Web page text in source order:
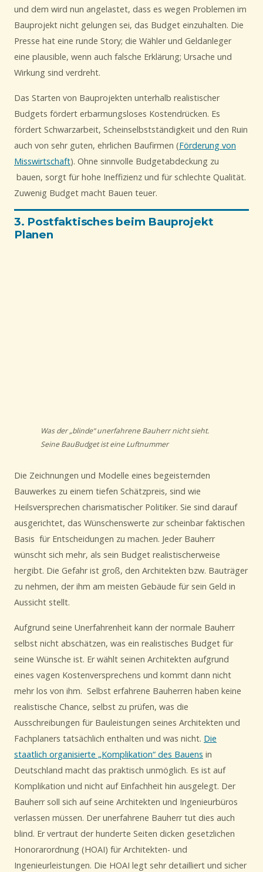
und dem wird nun angelastet, dass es wegen Problemen im
Bauprojekt nicht gelungen sei, das Budget einzuhalten. Die
Presse hat eine runde Story; die Wähler und Geldanleger
eine plausible, wenn auch falsche Erklärung; Ursache und
Wirkung sind verdreht.
Das Starten von Bauprojekten unterhalb realistischer
Budgets fördert erbarmungsloses Kostendrücken. Es
fördert Schwarzarbeit, Scheinselbstständigkeit und den Ruin
auch von sehr guten, ehrlichen Baufirmen (Förderung von
Misswirtschaft). Ohne sinnvolle Budgetabdeckung zu
bauen, sorgt für hohe Ineffizienz und für schlechte Qualität.
Zuwenig Budget macht Bauen teuer.
3. Postfaktisches beim Bauprojekt
Planen
Was der „blinde“ unerfahrene Bauherr nicht sieht.
Seine BauBudget ist eine Luftnummer
Die Zeichnungen und Modelle eines begeisternden
Bauwerkes zu einem tiefen Schätzpreis, sind wie
Heilsversprechen charismatischer Politiker. Sie sind darauf
ausgerichtet, das Wünschenswerte zur scheinbar faktischen
Basis für Entscheidungen zu machen. Jeder Bauherr
wünscht sich mehr, als sein Budget realistischerweise
hergibt. Die Gefahr ist groß, den Architekten bzw. Bauträger
zu nehmen, der ihm am meisten Gebäude für sein Geld in
Aussicht stellt.
Aufgrund seine Unerfahrenheit kann der normale Bauherr
selbst nicht abschätzen, was ein realistisches Budget für
seine Wünsche ist. Er wählt seinen Architekten aufgrund
eines vagen Kostenversprechens und kommt dann nicht
mehr los von ihm. Selbst erfahrene Bauherren haben keine
realistische Chance, selbst zu prüfen, was die
Ausschreibungen für Bauleistungen seines Architekten und
Fachplaners tatsächlich enthalten und was nicht. Die
staatlich organisierte „Komplikation“ des Bauens in
Deutschland macht das praktisch unmöglich. Es ist auf
Komplikation und nicht auf Einfachheit hin ausgelegt. Der
Bauherr soll sich auf seine Architekten und Ingenieurbüros
verlassen müssen. Der unerfahrene Bauherr tut dies auch
blind. Er vertraut der hunderte Seiten dicken gesetzlichen
Honorarordnung (HOAI) für Architekten- und
Ingenieurleistungen. Die HOAI legt sehr detailliert und sicher